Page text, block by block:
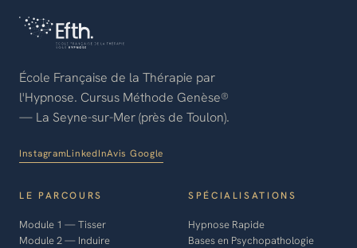
École Française de la Thérapie par
l'Hypnose. Cursus Méthode Genèse®
— La Seyne-sur-Mer (près de Toulon).
InstagramLinkedInAvis Google
LE PARCOURS
Module 1 — Tisser
Module 2 — Induire
SPÉCIALISATIONS
Hypnose Rapide
Bases en Psychopathologie